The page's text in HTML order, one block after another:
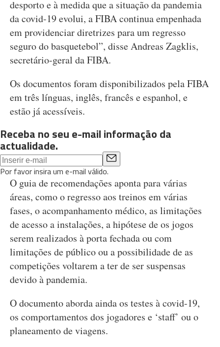
desporto e à medida que a situação da pandemia
da covid-19 evolui, a FIBA continua empenhada
em providenciar diretrizes para um regresso
seguro do basquetebol”, disse Andreas Zagklis,
secretário-geral da FIBA.
Os documentos foram disponibilizados pela FIBA
em três línguas, inglês, francês e espanhol, e
estão já acessíveis.
Receba no seu e-mail informação da
actualidade.
Por favor insira um e-mail válido.
O guia de recomendações aponta para várias
áreas, como o regresso aos treinos em várias
fases, o acompanhamento médico, as limitações
de acesso a instalações, a hipótese de os jogos
serem realizados à porta fechada ou com
limitações de público ou a possibilidade de as
competições voltarem a ter de ser suspensas
devido à pandemia.
O documento aborda ainda os testes à covid-19,
os comportamentos dos jogadores e ‘staff’ ou o
planeamento de viagens.